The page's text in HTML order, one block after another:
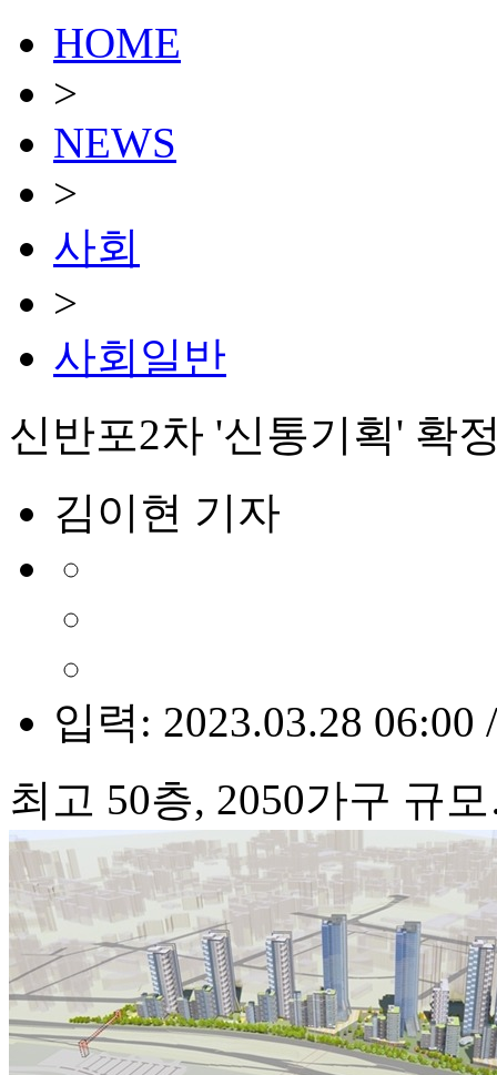
HOME
>
NEWS
>
사회
>
사회일반
신반포2차 '신통기획' 확
김이현 기자
입력: 2023.03.28 06:00
최고 50층, 2050가구 규